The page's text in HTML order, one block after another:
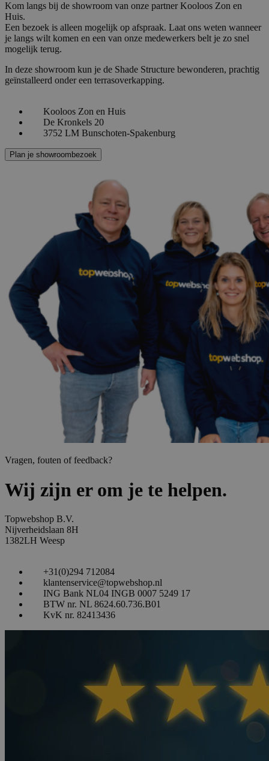
Kom langs bij de showroom van onze partner Kooloos Zon en
Huis.
Een bezoek is alleen mogelijk op afspraak. Laat ons weten wanneer
je langs wilt komen en een van onze medewerkers belt je zo snel
mogelijk terug.
In deze showroom kun je de Shade Structure bewonderen, prachtig
geïnstalleerd onder een terrasoverkapping.
Kooloos Zon en Huis
De Kronkels 20
3752 LM Bunschoten-Spakenburg
Plan je showroombezoek
Vragen, fouten of feedback?
Wij zijn er om je te helpen.
Topwebshop B.V.
Nijverheidslaan 8H
1382LH Weesp
+31(0)294 712084
klantenservice@topwebshop.nl
ING Bank NL04 INGB 0007 5249 17
BTW nr. NL 8624.60.736.B01
KvK nr. 82413436